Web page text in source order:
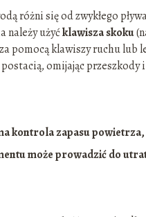
różni się od zwykłego
należy użyćklawisza skoku
pomocą klawiszy ruchu lub
omijając
kontrola zapasu
może prowadzić do